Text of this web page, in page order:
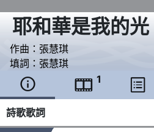
耶和華是我的光
作曲： 張慧琪
填詞： 張慧琪
  1 
詩歌歌詞